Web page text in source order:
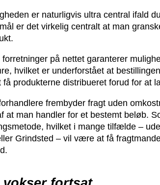
er naturligvis ultra central ifald
er det virkelig centralt at man
på nettet garanterer
hvilket er underforstået at
få produkterne distribueret forud for at
frembyder fragt uden
at man handler for et bestemt beløb.
hvilket i mange tilfælde –
Grindsted – vil være at få